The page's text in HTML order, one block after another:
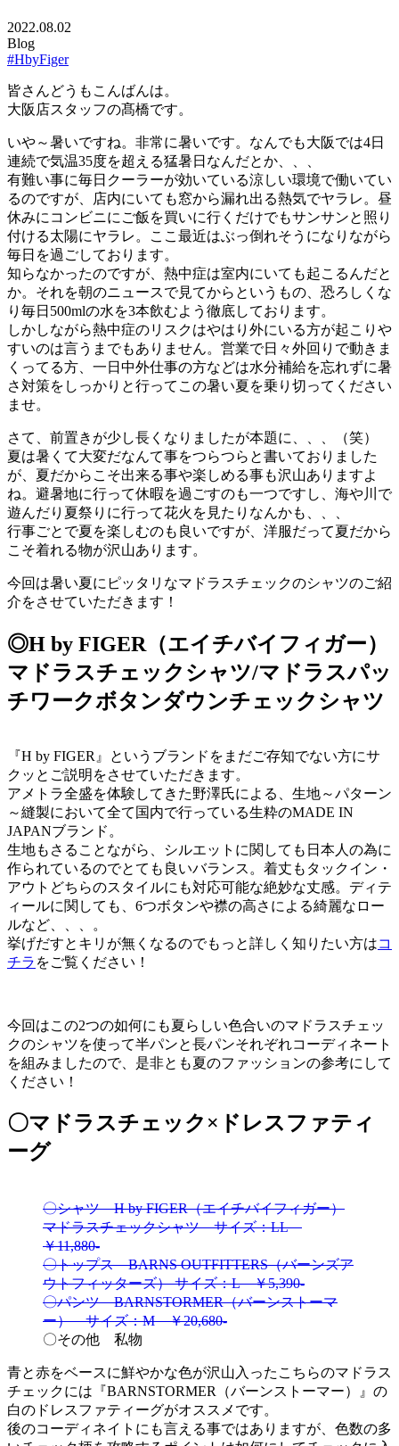
2022.08.02
Blog
#HbyFiger
皆さんどうもこんばんは。
大阪店スタッフの髙橋です。
いや～暑いですね。非常に暑いです。なんでも大阪では4日
連続で気温35度を超える猛暑日なんだとか、、、
有難い事に毎日クーラーが効いている涼しい環境で働いてい
るのですが、店内にいても窓から漏れ出る熱気でヤラレ。昼
休みにコンビニにご飯を買いに行くだけでもサンサンと照り
付ける太陽にヤラレ。ここ最近はぶっ倒れそうになりながら
毎日を過ごしております。
知らなかったのですが、熱中症は室内にいても起こるんだと
か。それを朝のニュースで見てからというもの、恐ろしくな
り毎日500mlの水を3本飲むよう徹底しております。
しかしながら熱中症のリスクはやはり外にいる方が起こりや
すいのは言うまでもありません。営業で日々外回りで動きま
くってる方、一日中外仕事の方などは水分補給を忘れずに暑
さ対策をしっかりと行ってこの暑い夏を乗り切ってください
ませ。
さて、前置きが少し長くなりましたが本題に、、、（笑）
夏は暑くて大変だなんて事をつらつらと書いておりました
が、夏だからこそ出来る事や楽しめる事も沢山ありますよ
ね。避暑地に行って休暇を過ごすのも一つですし、海や川で
遊んだり夏祭りに行って花火を見たりなんかも、、、
行事ごとで夏を楽しむのも良いですが、洋服だって夏だから
こそ着れる物が沢山あります。
今回は暑い夏にピッタリなマドラスチェックのシャツのご紹
介をさせていただきます！
◎H by FIGER（エイチバイフィガー）
マドラスチェックシャツ/マドラスパッ
チワークボタンダウンチェックシャツ
『H by FIGER』というブランドをまだご存知でない方にサ
クッとご説明をさせていただきます。
アメトラ全盛を体験してきた野澤氏による、生地～パターン
～縫製において全て国内で行っている生粋のMADE IN
JAPANブランド。
生地もさることながら、シルエットに関しても日本人の為に
作られているのでとても良いバランス。着丈もタックイン・
アウトどちらのスタイルにも対応可能な絶妙な丈感。ディテ
ィールに関しても、6つボタンや襟の高さによる綺麗なロー
ルなど、、、。
挙げだすとキリが無くなるのでもっと詳しく知りたい方はコ
チラ をご覧ください！
今回はこの2つの如何にも夏らしい色合いのマドラスチェッ
クのシャツを使って半パンと長パンそれぞれコーディネート
を組みましたので、是非とも夏のファッションの参考にして
ください！
〇マドラスチェック×ドレスファティ
ーグ
〇シャツ H by FIGER（エイチバイフィガー）
マドラスチェックシャツ サイズ：LL
￥11,880-
〇トップス BARNS OUTFITTERS（バーンズア
ウトフィッターズ） サイズ：L ￥5,390-
〇パンツ BARNSTORMER（バーンストーマ
ー） サイズ：M ￥20,680-
〇その他 私物
青と赤をベースに鮮やかな色が沢山入ったこちらのマドラス
チェックには『BARNSTORMER（バーンストーマー）』の
白のドレスファティーグがオススメです。
後のコーディネイトにも言える事ではありますが、色数の多